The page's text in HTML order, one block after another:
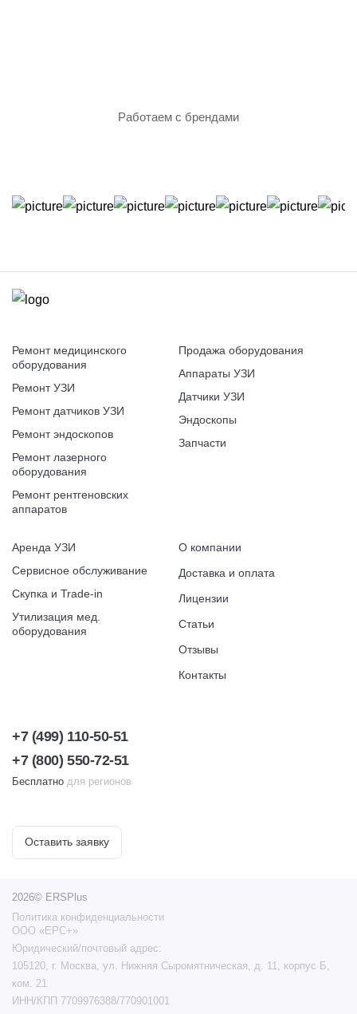
Работаем с брендами
Ремонт медицинского
оборудования
Ремонт УЗИ
Ремонт датчиков УЗИ
Ремонт эндоскопов
Ремонт лазерного
оборудования
Ремонт рентгеновских
аппаратов
Продажа оборудования
Аппараты УЗИ
Датчики УЗИ
Эндоскопы
Запчасти
Аренда УЗИ
Сервисное обслуживание
Скупка и Trade-in
Утилизация мед.
оборудования
О компании
Доставка и оплата
Лицензии
Статьи
Отзывы
Контакты
+7 (499) 110-50-51
+7 (800) 550-72-51
Бесплатно для регионов
Оставить заявку
2026© ERSPlus
Политика конфиденциальности
ООО «ЕРС+»
Юридический/почтовый адрес:
105120, г. Москва, ул. Нижняя Сыромятническая, д. 11, корпус Б,
ком. 21
ИНН/КПП 7709976388/770901001